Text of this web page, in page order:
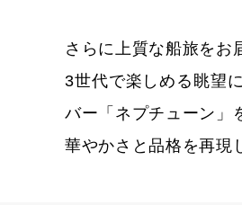
さらに上質な船旅をお
3世代で楽しめる眺望
バー「ネプチューン」
華やかさと品格を再現